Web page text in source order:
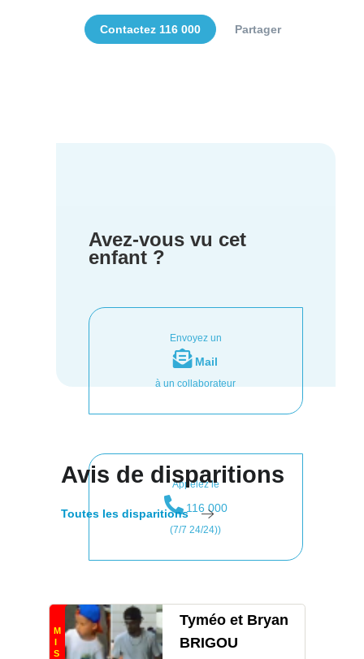
Contactez 116 000 Partager
Avez-vous vu cet
enfant ?
Envoyez un
Mail
à un collaborateur
Appelez le
116 000
(7/7 24/24))
Avis de disparitions
Toutes les disparitions
M
I
S
Tyméo et Bryan
BRIGOU